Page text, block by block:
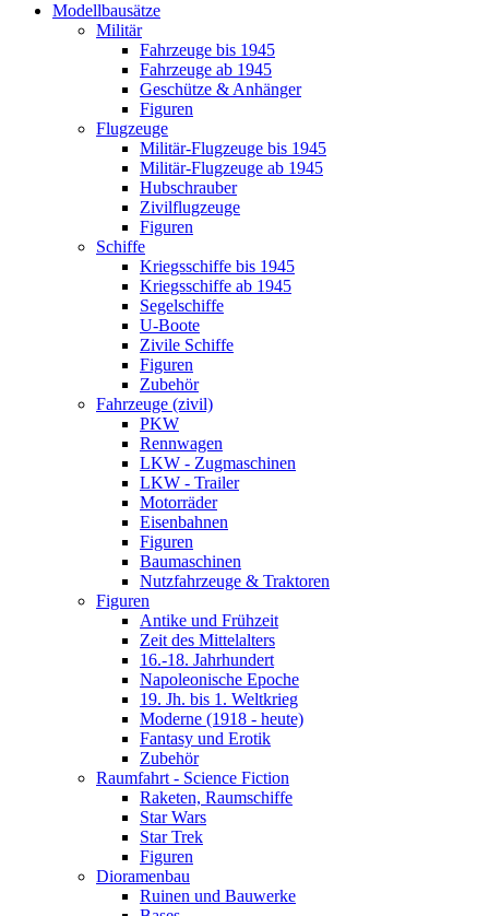
Modellbausätze
Militär
Fahrzeuge bis 1945
Fahrzeuge ab 1945
Geschütze & Anhänger
Figuren
Flugzeuge
Militär-Flugzeuge bis 1945
Militär-Flugzeuge ab 1945
Hubschrauber
Zivilflugzeuge
Figuren
Schiffe
Kriegsschiffe bis 1945
Kriegsschiffe ab 1945
Segelschiffe
U-Boote
Zivile Schiffe
Figuren
Zubehör
Fahrzeuge (zivil)
PKW
Rennwagen
LKW - Zugmaschinen
LKW - Trailer
Motorräder
Eisenbahnen
Figuren
Baumaschinen
Nutzfahrzeuge & Traktoren
Figuren
Antike und Frühzeit
Zeit des Mittelalters
16.-18. Jahrhundert
Napoleonische Epoche
19. Jh. bis 1. Weltkrieg
Moderne (1918 - heute)
Fantasy und Erotik
Zubehör
Raumfahrt - Science Fiction
Raketen, Raumschiffe
Star Wars
Star Trek
Figuren
Dioramenbau
Ruinen und Bauwerke